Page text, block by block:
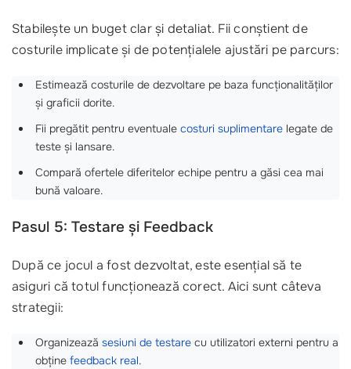
Stabilește un buget clar și detaliat. Fii conștient de
costurile implicate și de potențialele ajustări pe parcurs:
Estimează costurile de dezvoltare pe baza funcționalităților
și graficii dorite.
Fii pregătit pentru eventuale costuri suplimentare legate de
teste și lansare.
Compară ofertele diferitelor echipe pentru a găsi cea mai
bună valoare.
Pasul 5: Testare și Feedback
După ce jocul a fost dezvoltat, este esențial să te
asiguri că totul funcționează corect. Aici sunt câteva
strategii:
Organizează sesiuni de testare cu utilizatori externi pentru a
obține feedback real.